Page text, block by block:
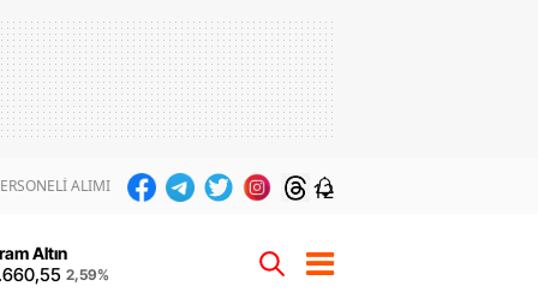
ALIMI 12
Altın
2,59%